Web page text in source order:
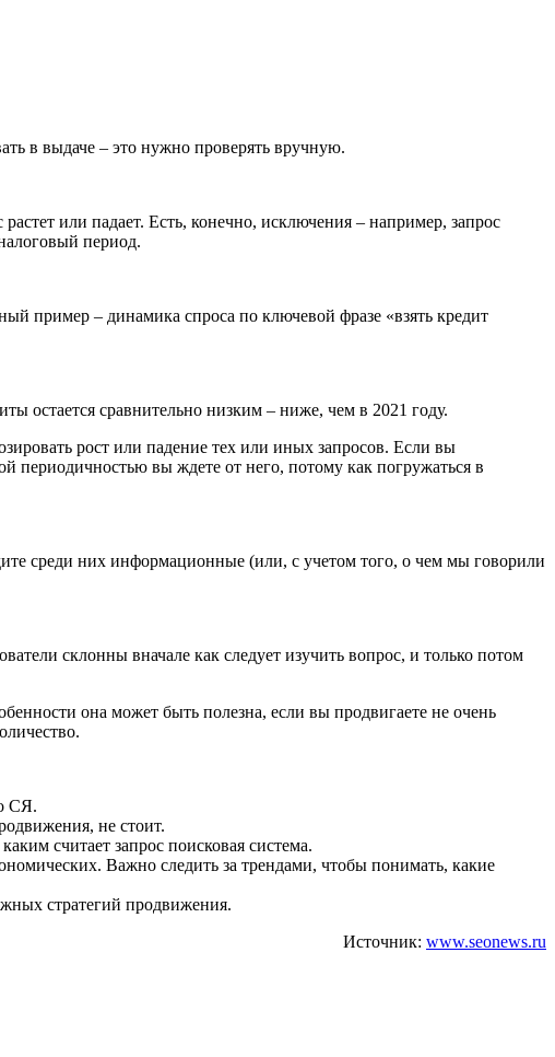
в выдаче – это нужно проверять вручную.
или падает. Есть, конечно, исключения – например, запрос
период.
пример – динамика спроса по ключевой фразе «взять кредит
остается сравнительно низким – ниже, чем в 2021 году.
рост или падение тех или иных запросов. Если вы
периодичностью вы ждете от него, потому как погружаться в
среди них информационные (или, с учетом того, о чем мы говорили
склонны вначале как следует изучить вопрос, и только потом
она может быть полезна, если вы продвигаете не очень
СЯ.
не стоит.
считает запрос поисковая система.
Важно следить за трендами, чтобы понимать, какие
стратегий продвижения.
Источник: www.seonews.ru